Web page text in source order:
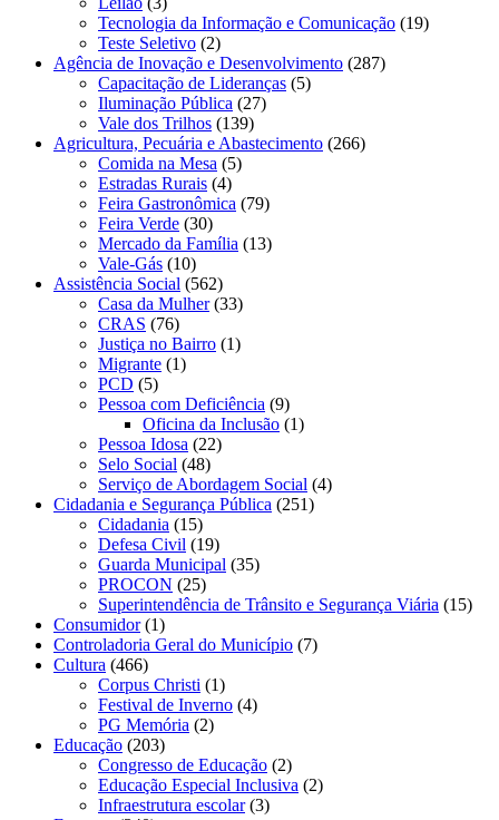
Tecnologia da Informação e Comunicação (19)
Teste Seletivo (2)
Agência de Inovação e Desenvolvimento (287)
Capacitação de Lideranças (5)
Iluminação Pública (27)
Vale dos Trilhos (139)
Agricultura, Pecuária e Abastecimento (266)
Comida na Mesa (5)
Estradas Rurais (4)
Feira Gastronômica (79)
Feira Verde (30)
Mercado da Família (13)
Vale-Gás (10)
Assistência Social (562)
Casa da Mulher(33)
CRAS (76)
Justiça no Bairro (1)
Migrante (1)
PCD (5)
Pessoa com Deficiência (9)
Oficina da Inclusão (1)
Pessoa Idosa (22)
Selo Social (48)
Serviço de Abordagem Social (4)
Cidadania e Segurança Pública (251)
Cidadania (15)
Defesa Civil (19)
Guarda Municipal (35)
PROCON (25)
Superintendência de Trânsito e Segurança Viária (15)
Consumidor(1)
Controladoria Geral do Município (7)
Cultura (466)
Corpus Christi (1)
Festival de Inverno (4)
PG Memória (2)
Educação (203)
Congresso de Educação (2)
Educação Especial Inclusiva (2)
Infraestrutura escolar(3)